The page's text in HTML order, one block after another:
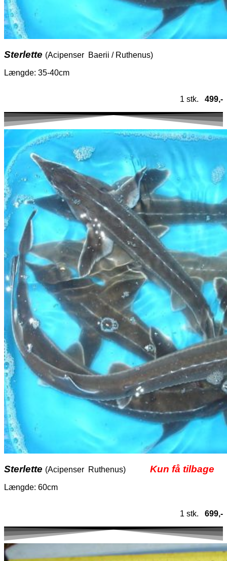
Sterlette (Acipenser Baerii / Ruthenus)
Længde: 35-40cm
1 stk. 499,-
Sterlette (Acipenser Ruthenus) Kun få tilbage
Længde: 60cm
1 stk. 699,-